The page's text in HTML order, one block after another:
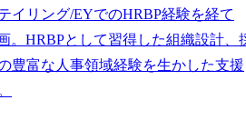
イリング/EYでのHRBP経験を経て
。HRBPとして習得した組織設計、
豊富な人事領域経験を生かした支援